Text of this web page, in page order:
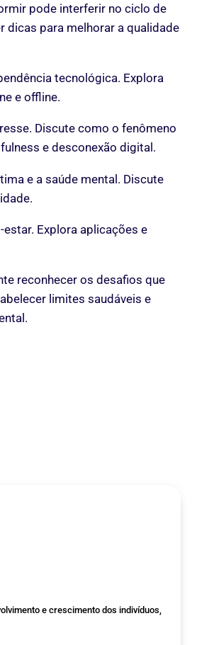
pode interferir no ciclo de
dicas para melhorar a qualidade
tecnológica. Explora
e offline.
Discute como o fenômeno
e desconexão digital.
e a saúde mental. Discute
Explora aplicações e
reconhecer os desafios que
limites saudáveis ​​e
e crescimento dos indivíduos,